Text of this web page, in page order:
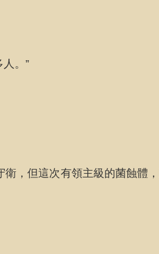
。”
衛，但這次有領主級的菌蝕